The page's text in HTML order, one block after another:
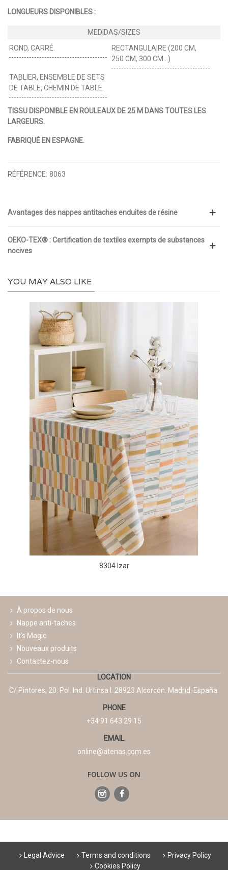
LONGUEURS DISPONIBLES :
ROND, CARRÉ.
RECTANGULAIRE (200 CM,
250 CM, 300 CM…)
TABLIER, ENSEMBLE DE SETS
DE TABLE, CHEMIN DE TABLE.
TISSU DISPONIBLE EN ROULEAUX DE 25 M DANS TOUTES LES
LARGEURS.
FABRIQUÉ EN ESPAGNE.
RÉFÉRENCE: 8063
Avantages des nappes antitaches enduites de résine
OEKO-TEX® : Certification de textiles exempts de substances
nocives
YOU MAY ALSO LIKE
8304 Izar
À propos de nous
Nappe anti-taches
It's Magic
Nouveaux produits
Contactez-nous
LOCATION
C/ Pintores, 20. Pol. Ind. Urtinsa I. 28923 Alcorcón. Madrid. España.
PHONE
+34 91 643 29 15
EMAIL
online@atenas.com.es
FOLLOW US ON
Legal Advice Terms and conditions
Privacy Policy
Cookies Policy